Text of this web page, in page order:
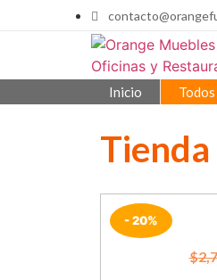
Inicio
Tienda
- 20%
$